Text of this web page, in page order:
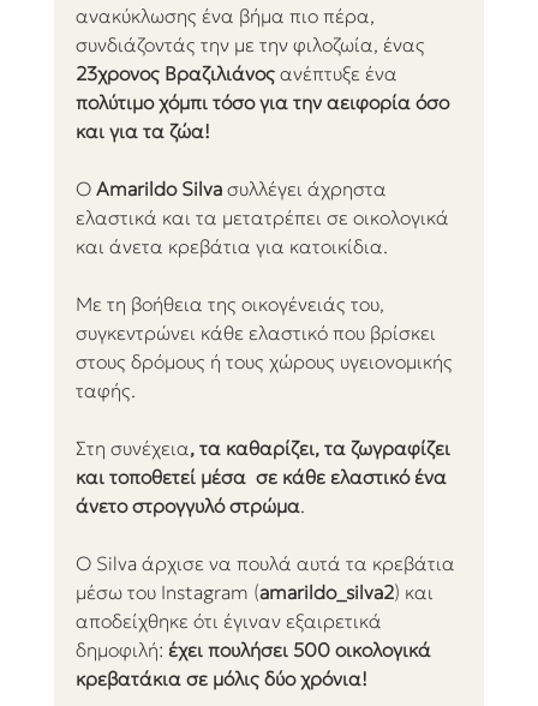
ανακύκλωσης ένα βήμα πιο πέρα,
συνδιάζοντάς την με την φιλοζωία, ένας
23χρονος Βραζιλιάνος ανέπτυξε ένα
πολύτιμο χόμπι τόσο για την αειφορία όσο
και για τα ζώα!
Ο Amarildo Silva συλλέγει άχρηστα
ελαστικά και τα μετατρέπει σε οικολογικά
και άνετα κρεβάτια για κατοικίδια.
Με τη βοήθεια της οικογένειάς του,
συγκεντρώνει κάθε ελαστικό που βρίσκει
στους δρόμους ή τους χώρους υγειονομικής
ταφής.
Στη συνέχεια, τα καθαρίζει, τα ζωγραφίζει
και τοποθετεί μέσα  σε κάθε ελαστικό ένα
άνετο στρογγυλό στρώμα.
Ο Silva άρχισε να πουλά αυτά τα κρεβάτια
μέσω του Instagram (amarildo_silva2) και
αποδείχθηκε ότι έγιναν εξαιρετικά
δημοφιλή: έχει πουλήσει 500 οικολογικά
κρεβατάκια σε μόλις δύο χρόνια!